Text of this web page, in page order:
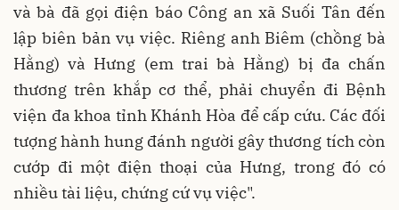
và bà đã gọi điện báo Công an xã Suối Tân đến
lập biên bản vụ việc. Riêng anh Biêm (chồng bà
Hằng) và Hưng (em trai bà Hằng) bị đa chấn
thương trên khắp cơ thể, phải chuyển đi Bệnh
viện đa khoa tỉnh Khánh Hòa để cấp cứu. Các đối
tượng hành hung đánh người gây thương tích còn
cướp đi một điện thoại của Hưng, trong đó có
nhiều tài liệu, chứng cứ vụ việc".